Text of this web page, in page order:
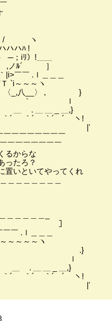
/ ヽ
ﾊ !
!＿＿
ﾙ´ ］
￣￣ .ｌ＿＿＿
～～～ヽ
__〉 , }
｀ ｌ
＿ _ ＿,}
´ ｀´ ´ ヽ!
￣￣
￣￣￣￣￣￣￣
るからな
たろ？
いといてやってくれ
＿＿＿＿＿＿
＿＿_
[ ］
￣ .ｌ＿＿＿
～～～ヽ
. / .}
,/ ｌ
＿ _ ＿,}
´ ｀´ ´ ヽ!